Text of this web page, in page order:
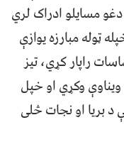
مسایلو ادراک لري
ټوله مبارزه یوازې
راپار کړي، تیز
وکړي او خپل
د بریا او نجات څلی